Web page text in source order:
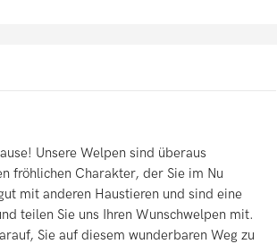
Unsere Welpen sind überaus
fröhlichen Charakter, der Sie im Nu
mit anderen Haustieren und sind eine
teilen Sie uns Ihren Wunschwelpen mit.
Sie auf diesem wunderbaren Weg zu